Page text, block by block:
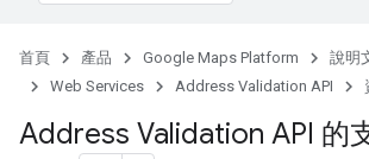
首頁 產品 Google Maps Platform
說明
Web Services
Address Validation API
Address Validation API 的